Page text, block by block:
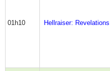
01h10 Hellraiser: Revelations